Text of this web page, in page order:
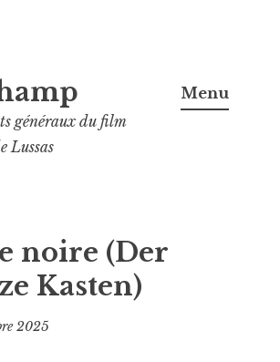
généraux du film
Lussas
Menu
noire (Der
Kasten)
2025